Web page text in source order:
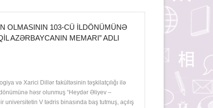
OLMASININ 103-CÜ ILDÖNÜMÜNƏ
AZƏRBAYCANIN MEMARI” ADLI
və Xarici Dillər fakültəsinin təşkilatçılığı ilə
həsr olunmuş “Heydər Əliyev –
universitetin V tədris binasında baş tutmuş, açılış